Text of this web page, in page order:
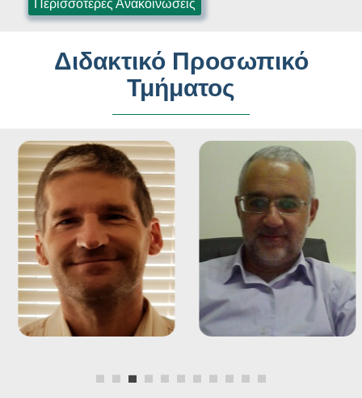
Περισσότερες Ανακοινώσεις
Διδακτικό Προσωπικό
Τμήματος